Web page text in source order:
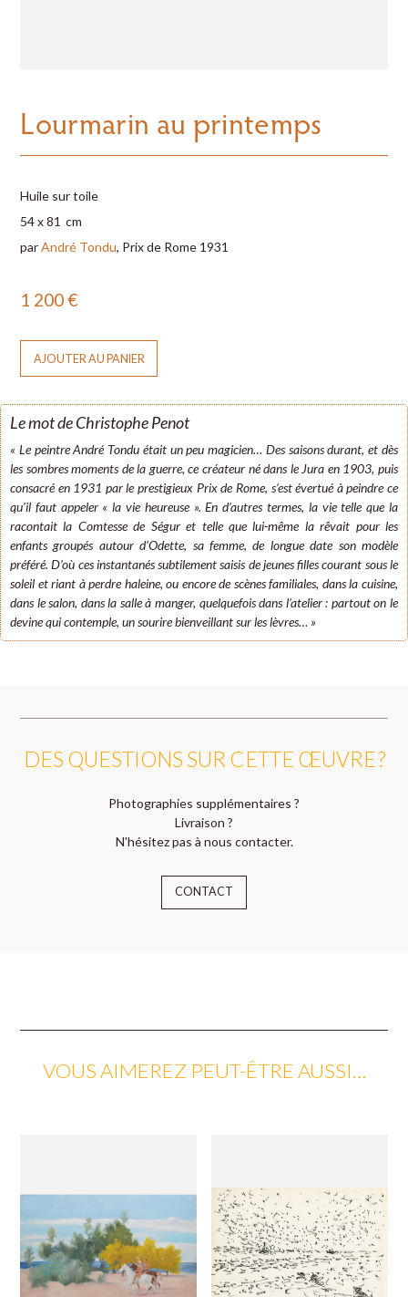
Lourmarin au printemps
Huile sur toile
54 x 81 cm
parAndré Tondu, Prix de Rome 1931
1 200€
AJOUTER AU PANIER
Le mot de Christophe Penot
« Le peintre André Tondu était un peu magicien… Des saisons durant, et dès
les sombres moments de la guerre, ce créateur né dans le Jura en 1903, puis
consacré en 1931 par le prestigieux Prix de Rome, s’est évertué à peindre ce
qu’il faut appeler « la vie heureuse ». En d’autres termes, la vie telle que la
racontait la Comtesse de Ségur et telle que lui-même la rêvait pour les
enfants groupés autour d’Odette, sa femme, de longue date son modèle
préféré. D’où ces instantanés subtilement saisis de jeunes filles courant sous le
soleil et riant à perdre haleine, ou encore de scènes familiales, dans la cuisine,
dans le salon, dans la salle à manger, quelquefois dans l’atelier : partout on le
devine qui contemple, un sourire bienveillant sur les lèvres… »
DES QUESTIONS SUR CETTE ŒUVRE ?
Photographies supplémentaires ?
Livraison ?
N'hésitez pas à nous contacter.
CONTACT
VOUS AIMEREZ PEUT-ÊTRE AUSSI…